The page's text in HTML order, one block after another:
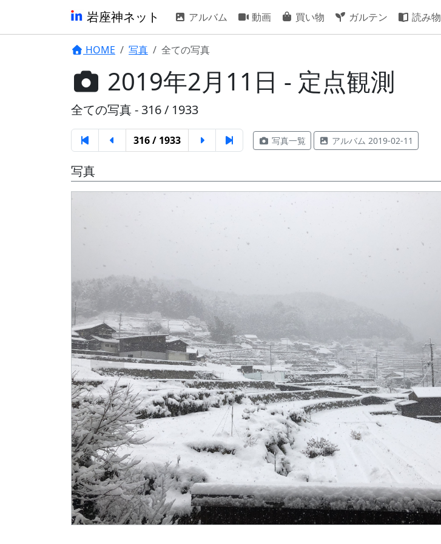
岩座神ネット アルバム 動画 買い物 ガルテン 読み物
HOME 写真 全ての写真
2019年2月11日 - 定点観測
全ての写真 - 316 / 1933
316 / 1933 写真一覧 アルバム 2019-02-11
写真